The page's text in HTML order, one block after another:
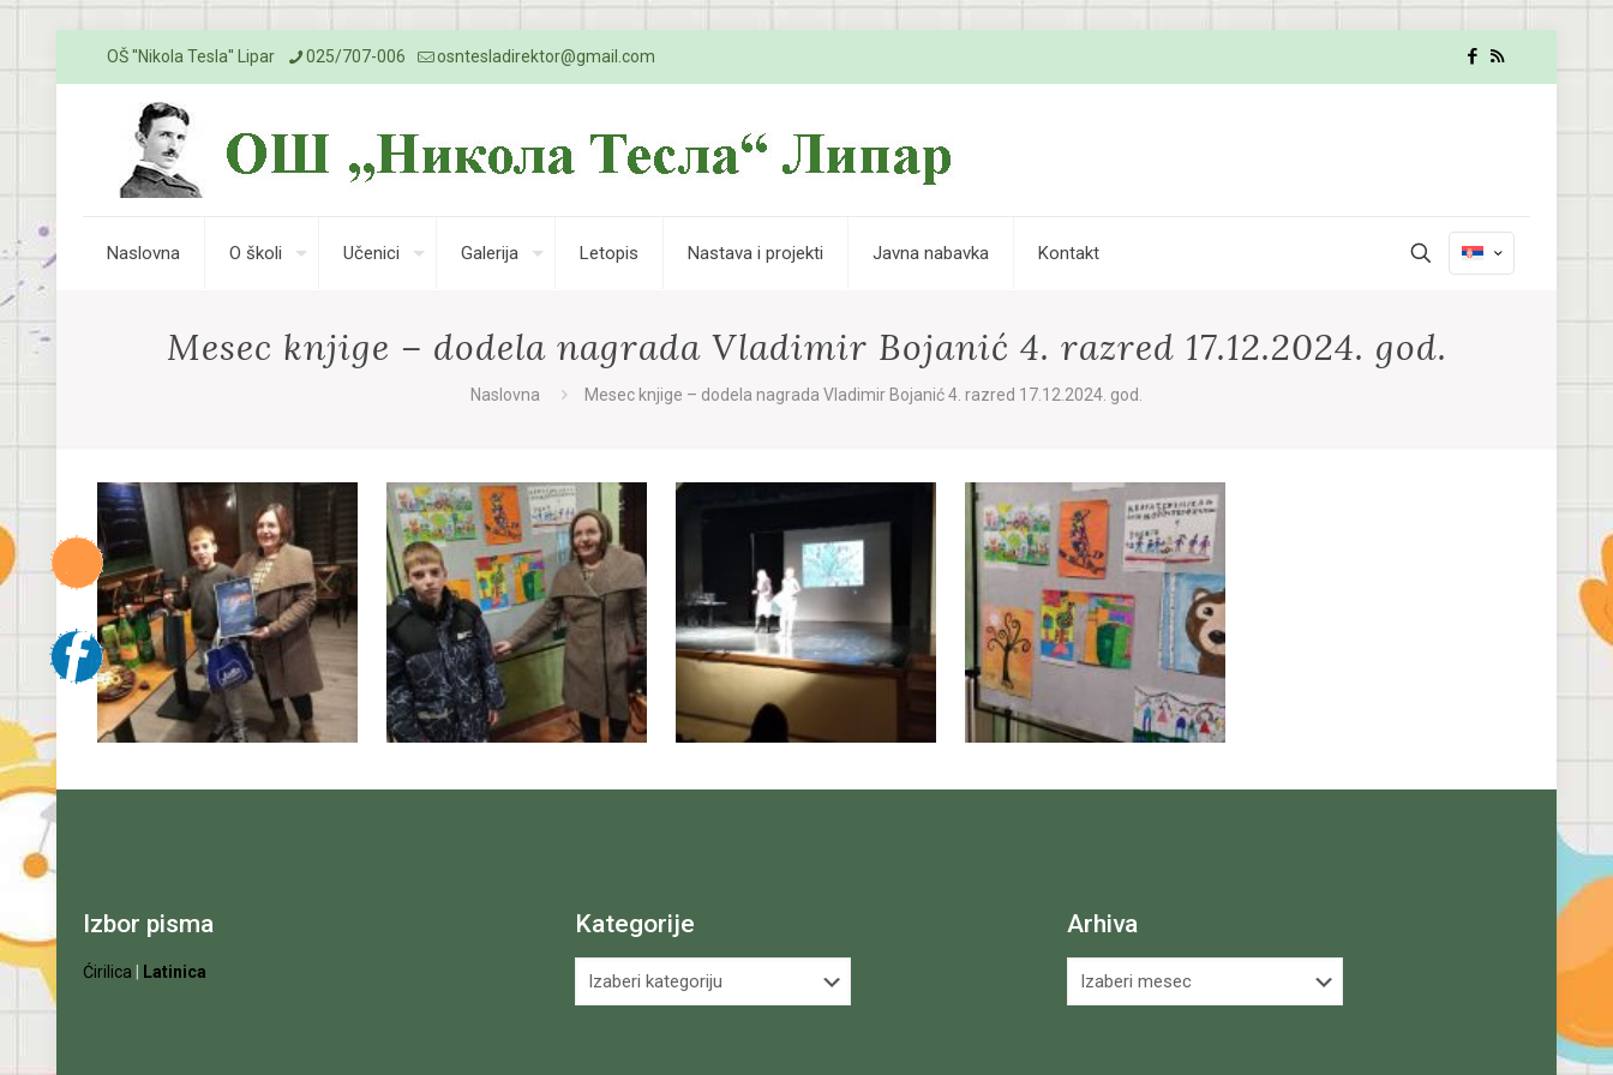
OŠ ''Nikola Tesla'' Lipar 025/707-006 osntesladirektor@gmail.com
Naslovna O školi Učenici Galerija Letopis Nastava i projekti Javna nabavka Kontakt
Mesec knjige – dodela nagrada Vladimir Bojanić 4. razred 17.12.2024. god.
Naslovna Mesec knjige – dodela nagrada Vladimir Bojanić 4. razred 17.12.2024. god.
Izbor pisma
Ćirilica Latinica
Kategorije
Kategorije
Arhiva
Arhiva